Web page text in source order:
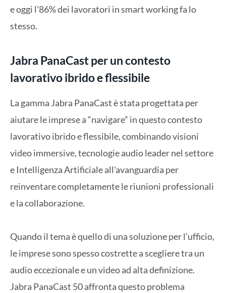
e oggi l’86% dei lavoratori in smart working fa lo
stesso.
Jabra PanaCast per un contesto
lavorativo ibrido e flessibile
La gamma Jabra PanaCast è stata progettata per
aiutare le imprese a “navigare” in questo contesto
lavorativo ibrido e flessibile, combinando visioni
video immersive, tecnologie audio leader nel settore
e Intelligenza Artificiale all’avanguardia per
reinventare completamente le riunioni professionali
e la collaborazione.
Quando il tema è quello di una soluzione per l’ufficio,
le imprese sono spesso costrette a scegliere tra un
audio eccezionale e un video ad alta definizione.
Jabra PanaCast 50 affronta questo problema